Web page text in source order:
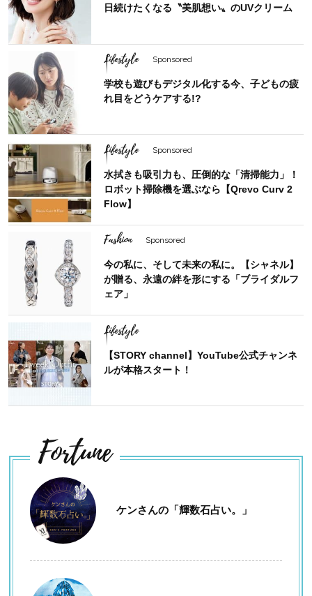
日続けたくなる〝美肌想い〟のUVクリーム
Lifestyle Sponsored
学校も遊びもデジタル化する今、子どもの疲
れ目をどうケアする!?
Lifestyle Sponsored
水拭きも吸引力も、圧倒的な「清掃能力」！
ロボット掃除機を選ぶなら【Qrevo Curv 2
Flow】
Fashion Sponsored
今の私に、そして未来の私に。【シャネル】
が贈る、永遠の絆を形にする「ブライダルフ
ェア」
Lifestyle
【STORY channel】YouTube公式チャンネ
ルが本格スタート！
Fortune
ケンさんの「輝数石占い。」